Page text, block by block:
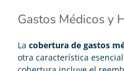
Gastos Médicos y
La cobertura de gastos
otra característica